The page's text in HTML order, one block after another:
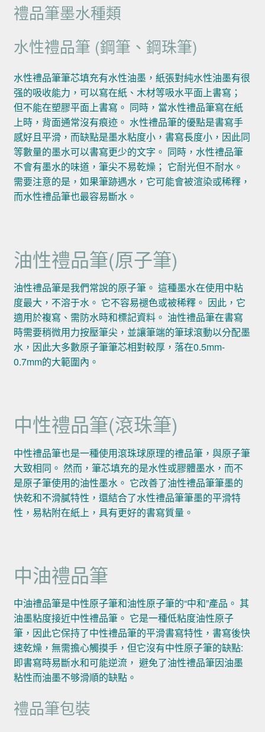
禮品筆墨水種類
水性禮品筆 (鋼筆、鋼珠筆)
水性禮品筆筆芯填充有水性油墨，紙張對純水性油墨有很
强的吸收能力，可以寫在紙、木材等吸水平面上書寫；
但不能在塑膠平面上書寫。 同時，當水性禮品筆寫在紙
上時，背面通常沒有痕迹。 水性禮品筆的優點是書寫手
感好且平滑，而缺點是墨水粘度小，書寫長度小，因此同
等數量的墨水可以書寫更少的文字。 同時，水性禮品筆
不會有墨水的味道，筆尖不易乾燥； 它耐光但不耐水。
需要注意的是，如果筆跡遇水，它可能會被渲染或稀釋，
而水性禮品筆也最容易斷水。
油性禮品筆(原子筆)
油性禮品筆是我們常說的原子筆。 這種墨水在使用中粘
度最大，不溶于水。 它不容易褪色或被稀釋。 因此，它
適用於複寫、需防水時和標記資料。 油性禮品筆在書寫
時需要稍微用力按壓筆尖，並讓筆端的筆球滾動以分配墨
水，因此大多數原子筆筆芯相對較厚，落在0.5mm-
0.7mm的大範圍內。
中性禮品筆(滾珠筆)
中性禮品筆也是一種使用滾珠球原理的禮品筆，與原子筆
大致相同。 然而，筆芯填充的是水性或膠體墨水，而不
是原子筆使用的油性墨水。 它改善了油性禮品筆筆墨的
快乾和不滑膩特性，還結合了水性禮品筆筆墨的平滑特
性，易粘附在紙上，具有更好的書寫質量。
中油禮品筆
中油禮品筆是中性原子筆和油性原子筆的“中和”產品。 其
油墨粘度接近中性禮品筆。 它是一種低粘度油性原子
筆，因此它保持了中性禮品筆的平滑書寫特性，書寫後快
速乾燥，無需擔心觸摸手，但它沒有中性原子筆的缺點:
即書寫時易斷水和可能逆流， 避免了油性禮品筆因油墨
粘性而油墨不够滑順的缺點。
禮品筆包裝